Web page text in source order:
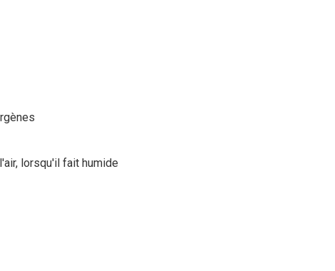
lorsqu'il fait humide